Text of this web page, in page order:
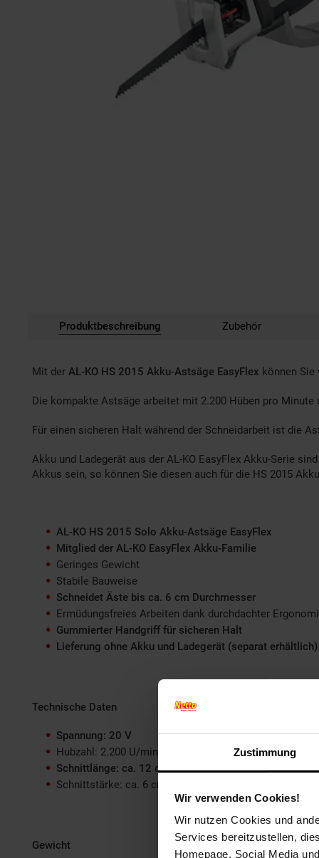
Zustimmung
Wir verwenden Cookies!
Wir nutzen Cookies und
Services bereitzustellen,
Homepage, Social Media
Produktbeschreibung Zubehör
Mit der AL-KO HS 2015 Akku-Astsäge EasyFlex können
Die kompakte Astsäge arbeitet mit 2.200 Hüben pro
Für einen sicheren Halt während der Schneidarbeit ist die
Akku und Ladegerät aus der AL-KO EasyFlex Akku-Serie
Akkus sein, so können Sie diesen auch für die HS 2015
AL-KO HS 2015 Solo Akku-Astsäge EasyFlex
Mitglied der AL-KO EasyFlex Akku-Familie
Geringes Gewicht
Stabile Bauweise
Schneidet Äste bis ca. 6 cm Durchmesser
Ermüdungsfreies Arbeiten dank durchdachter
Gummierter Handgriff für sicheren Halt
Lieferung ohne Akku und Ladegerät (separat erhältlich)
Technische Daten
Spannung: 20 V
Hubzahl: 2.200 U/min
Schnittlänge: ca. 12 cm
Schnittstärke: ca. 6 cm
Gewicht